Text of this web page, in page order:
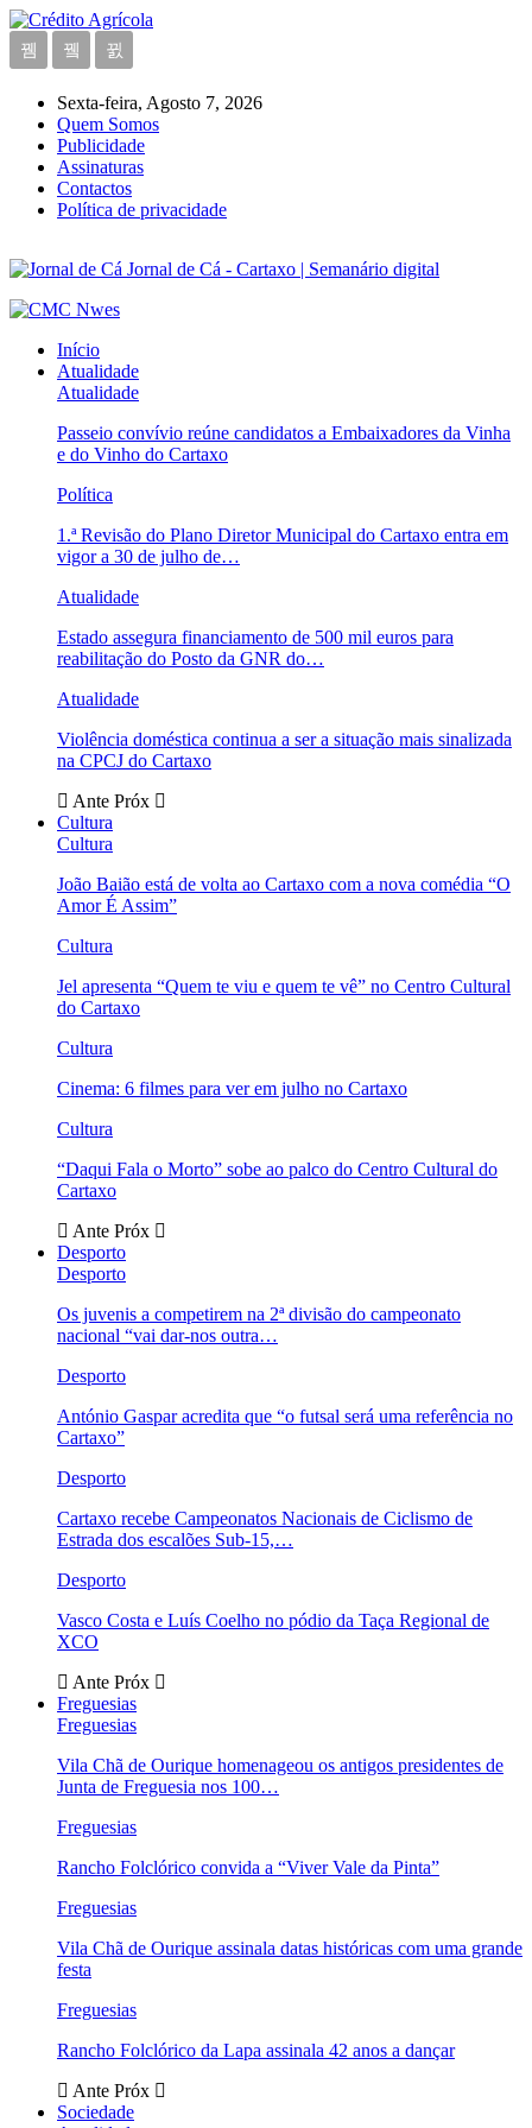
Sexta-feira, Agosto 7, 2026
Quem Somos
Publicidade
Assinaturas
Contactos
Política de privacidade
Jornal de Cá - Cartaxo | Semanário digital
Início
Atualidade
Atualidade
Passeio convívio reúne candidatos a Embaixadores da Vinha
e do Vinho do Cartaxo
Política
1.ª Revisão do Plano Diretor Municipal do Cartaxo entra em
vigor a 30 de julho de…
Atualidade
Estado assegura financiamento de 500 mil euros para
reabilitação do Posto da GNR do…
Atualidade
Violência doméstica continua a ser a situação mais sinalizada
na CPCJ do Cartaxo
Ante Próx
Cultura
Cultura
João Baião está de volta ao Cartaxo com a nova comédia “O
Amor É Assim”
Cultura
Jel apresenta “Quem te viu e quem te vê” no Centro Cultural
do Cartaxo
Cultura
Cinema: 6 filmes para ver em julho no Cartaxo
Cultura
“Daqui Fala o Morto” sobe ao palco do Centro Cultural do
Cartaxo
Ante Próx
Desporto
Desporto
Os juvenis a competirem na 2ª divisão do campeonato
nacional “vai dar-nos outra…
Desporto
António Gaspar acredita que “o futsal será uma referência no
Cartaxo”
Desporto
Cartaxo recebe Campeonatos Nacionais de Ciclismo de
Estrada dos escalões Sub-15,…
Desporto
Vasco Costa e Luís Coelho no pódio da Taça Regional de
XCO
Ante Próx
Freguesias
Freguesias
Vila Chã de Ourique homenageou os antigos presidentes de
Junta de Freguesia nos 100…
Freguesias
Rancho Folclórico convida a “Viver Vale da Pinta”
Freguesias
Vila Chã de Ourique assinala datas históricas com uma grande
festa
Freguesias
Rancho Folclórico da Lapa assinala 42 anos a dançar
Ante Próx
Sociedade